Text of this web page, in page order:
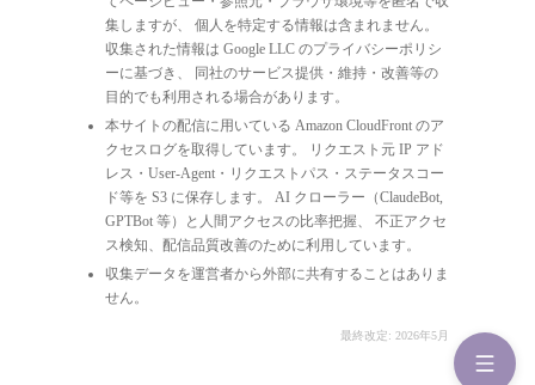
集しますが、 個人を特定する情報は含まれません。
収集された情報は Google LLC のプライバシーポリシ
ーに基づき、 同社のサービス提供・維持・改善等の
目的でも利用される場合があります。
本サイトの配信に用いている Amazon CloudFront のア
クセスログを取得しています。 リクエスト元 IP アド
レス・User-Agent・リクエストパス・ステータスコー
ド等を S3 に保存します。 AI クローラー（ClaudeBot,
GPTBot 等）と人間アクセスの比率把握、 不正アクセ
ス検知、配信品質改善のために利用しています。
収集データを運営者から外部に共有することはありま
せん。
最終改定: 2026年5月